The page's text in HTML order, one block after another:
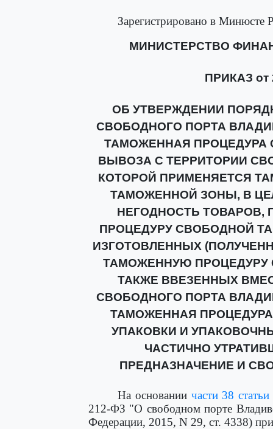
Зарегистрировано в Минюсте
МИНИСТЕРСТВО
ПРИКАЗ от
ОБ УТВЕРЖДЕНИИ
СВОБОДНОГО ПОРТА
ТАМОЖЕННАЯ
ВЫВОЗА С ТЕРРИТОРИИ
КОТОРОЙ ПРИМЕНЯЕТСЯ
ТАМОЖЕННОЙ ЗОНЫ, В
НЕГОДНОСТЬ
ПРОЦЕДУРУ СВОБОДНОЙ
ИЗГОТОВЛЕННЫХ
ТАМОЖЕННУЮ
ТАКЖЕ ВВЕЗЕННЫХ
СВОБОДНОГО ПОРТА
ТАМОЖЕННАЯ
УПАКОВКИ И
ЧАСТИЧНО
ПРЕДНАЗНАЧЕНИЕ И
На основании части 38
212-ФЗ "О свободном порте
Федерации, 2015, N 29, ст. 4338)